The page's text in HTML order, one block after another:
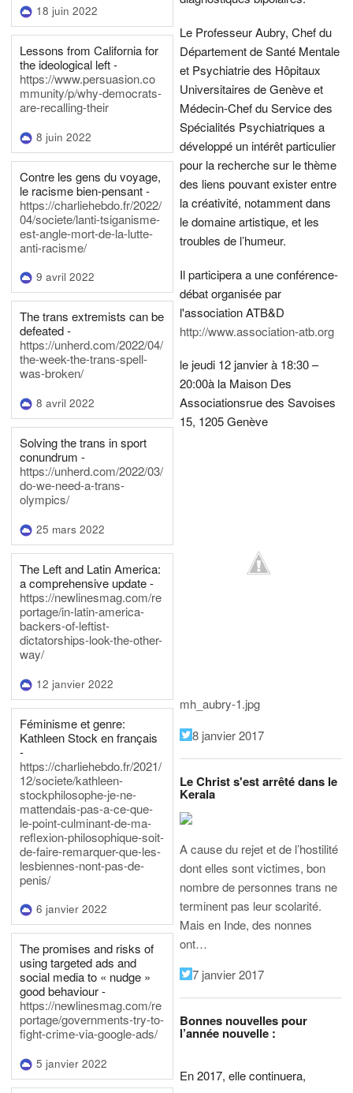
18 juin 2022
Lessons from California for
the ideological left -
https://www.persuasion.co
mmunity/p/why-democrats-
are-recalling-their
8 juin 2022
Contre les gens du voyage,
le racisme bien-pensant -
https://charliehebdo.fr/2022/
04/societe/lanti-tsiganisme-
est-angle-mort-de-la-lutte-
anti-racisme/
9 avril 2022
The trans extremists can be
defeated -
https://unherd.com/2022/04/
the-week-the-trans-spell-
was-broken/
8 avril 2022
Solving the trans in sport
conundrum -
https://unherd.com/2022/03/
do-we-need-a-trans-
olympics/
25 mars 2022
The Left and Latin America:
a comprehensive update -
https://newlinesmag.com/re
portage/in-latin-america-
backers-of-leftist-
dictatorships-look-the-other-
way/
12 janvier 2022
Féminisme et genre:
Kathleen Stock en français
-
https://charliehebdo.fr/2021/
12/societe/kathleen-
stockphilosophe-je-ne-
mattendais-pas-a-ce-que-
le-point-culminant-de-ma-
reflexion-philosophique-soit-
de-faire-remarquer-que-les-
lesbiennes-nont-pas-de-
penis/
6 janvier 2022
The promises and risks of
using targeted ads and
social media to « nudge »
good behaviour -
https://newlinesmag.com/re
portage/governments-try-to-
fight-crime-via-google-ads/
5 janvier 2022
Le Professeur Aubry, Chef du
Département de Santé Mentale
et Psychiatrie des Hôpitaux
Universitaires de Genève et
Médecin-Chef du Service des
Spécialités Psychiatriques a
développé un intérêt particulier
pour la recherche sur le thème
des liens pouvant exister entre
la créativité, notamment dans
le domaine artistique, et les
troubles de l’humeur.
Il participera a une conférence-
débat organisée par
l'association ATB&D
http://www.association-atb.org
le jeudi 12 janvier à 18:30 –
20:00à la Maison Des
Associationsrue des Savoises
15, 1205 Genève
mh_aubry-1.jpg
8 janvier 2017
Le Christ s'est arrêté dans le
Kerala
A cause du rejet et de l’hostilité
dont elles sont victimes, bon
nombre de personnes trans ne
terminent pas leur scolarité.
Mais en Inde, des nonnes
ont…
7 janvier 2017
Bonnes nouvelles pour
l’année nouvelle :
En 2017, elle continuera,